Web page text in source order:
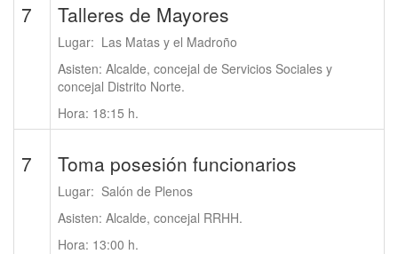
7 Talleres de Mayores
Lugar: Las Matas y el Madroño
Asisten: Alcalde, concejal de Servicios Sociales y
concejal Distrito Norte.
Hora: 18:15 h.
7 Toma posesión funcionarios
Lugar: Salón de Plenos
Asisten: Alcalde, concejal RRHH.
Hora: 13:00 h.